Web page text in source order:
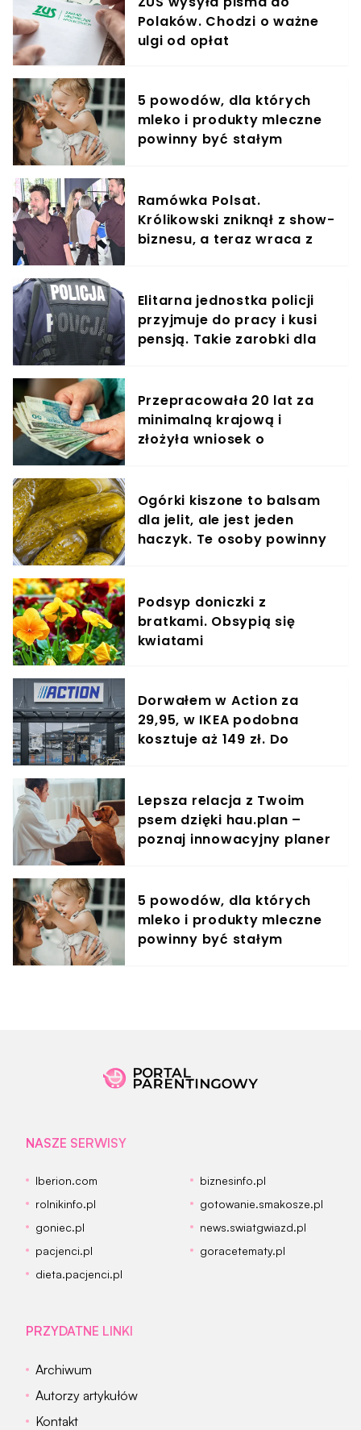
Polaków. Chodzi o ważne
ulgi od opłat
5 powodów, dla których
mleko i produkty mleczne
powinny być stałym
Ramówka Polsat.
Królikowski zniknął z show-
biznesu, a teraz wraca z
Elitarna jednostka policji
przyjmuje do pracy i kusi
pensją. Takie zarobki dla
Przepracowała 20 lat za
minimalną krajową i
złożyła wniosek o
Ogórki kiszone to balsam
dla jelit, ale jest jeden
haczyk. Te osoby powinny
Podsyp doniczki z
bratkami. Obsypią się
kwiatami
Dorwałem w Action za
29,95, w IKEA podobna
kosztuje aż 149 zł. Do
Lepsza relacja z Twoim
psem dzięki hau.plan –
poznaj innowacyjny planer
5 powodów, dla których
mleko i produkty mleczne
powinny być stałym
NASZE SERWISY
Iberion.com
biznesinfo.pl
rolnikinfo.pl
gotowanie.smakosze.pl
goniec.pl
news.swiatgwiazd.pl
pacjenci.pl
goracetematy.pl
dieta.pacjenci.pl
PRZYDATNE LINKI
Archiwum
Autorzy artykułów
Kontakt